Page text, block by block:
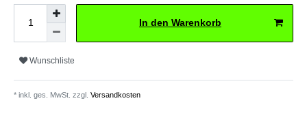
In den Warenkorb
Wunschliste
* inkl. ges. MwSt. zzgl. Versandkosten